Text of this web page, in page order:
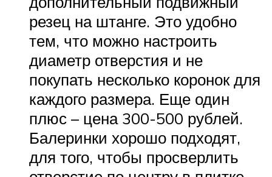
резец на штанге. Это удобно
тем, что можно настроить
диаметр отверстия и не
покупать несколько коронок для
каждого размера. Еще один
плюс – цена 300-500 рублей.
Балеринки хорошо подходят,
для того, чтобы просверлить